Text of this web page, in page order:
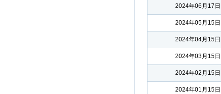
2024年06月17日
2024年05月15日
2024年04月15日
2024年03月15日
2024年02月15日
2024年01月15日